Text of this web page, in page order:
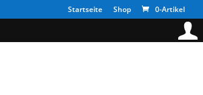
Startseite Shop 0-Artikel